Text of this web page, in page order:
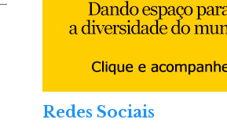
Redes Sociais